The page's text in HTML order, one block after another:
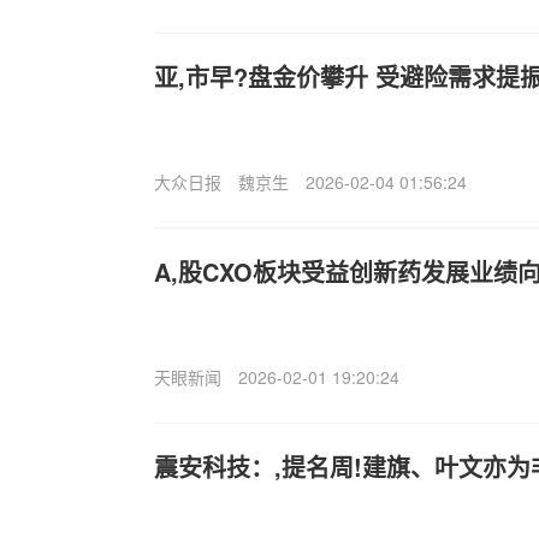
亚,市早?盘金价攀升 受避险需求提
大众日报 魏京生 2026-02-04 01:56:24
A,股CXO板块受益创新药发展业绩
天眼新闻 2026-02-01 19:20:24
震安科技：,提名周!建旗、叶文亦